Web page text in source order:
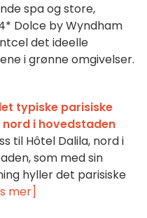
spa og store,
Dolce by Wyndham
det ideelle
i grønne omgivelser.
typiske parisiske
i hovedstaden
til Hôtel Dalila, nord i
som med sin
hyller det parisiske
mer]